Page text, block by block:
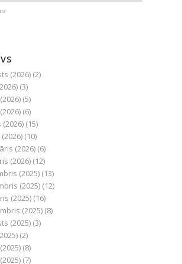
(2026) (2)
(3)
(5)
(6)
(15)
(10)
(2026) (6)
(2026) (12)
(2025) (13)
(2025) (12)
(2025) (16)
(2025) (8)
(2025) (3)
(2)
(8)
(7)